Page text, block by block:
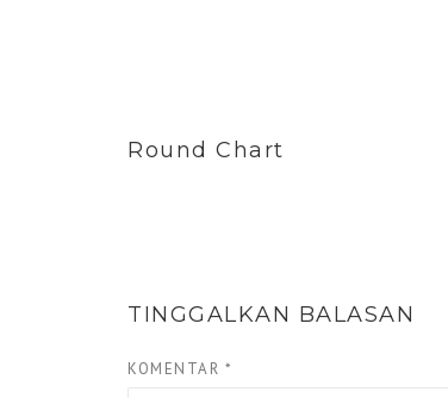
Round Chart
TINGGALKAN BALASAN
KOMENTAR *